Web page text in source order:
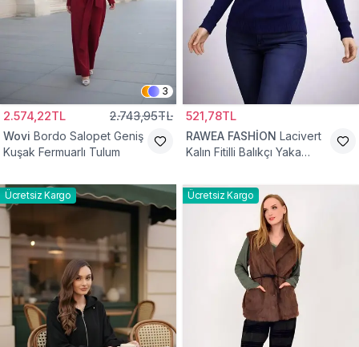
3
2.574,22TL 2.743,95TL
Wovi Bordo Salopet Geniş
Kuşak Fermuarlı Tulum
521,78TL
RAWEA FASHİON Lacivert
Kalın Fitilli Balıkçı Yaka
Ücretsiz Kargo Ücretsiz Kargo